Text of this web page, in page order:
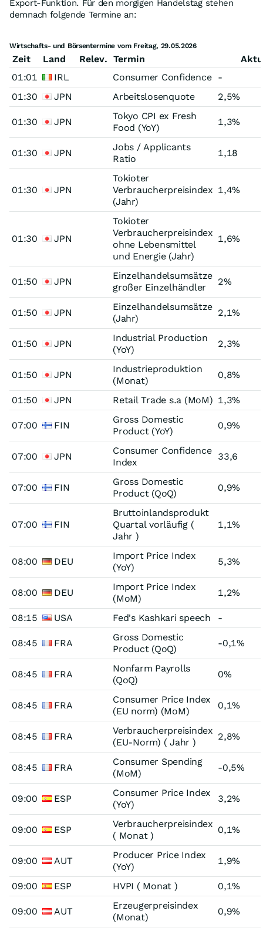
Export-Funktion. Für den morgigen Handelstag stehen
demnach folgende Termine an:
Wirtschafts- und Börsentermine vom Freitag, 29.05.2026
Zeit Land Relev. Termin
01:01
IRL Consumer Confidence
-
01:30
JPN Arbeitslosenquote 2,5%
01:30 JPN
Tokyo CPI ex Fresh
Food (YoY)
1,3%
01:30 JPN
Jobs / Applicants
Ratio
1,18
01:30 JPN
Tokioter
Verbraucherpreisindex
(Jahr)
1,4%
01:30 JPN
Tokioter
Verbraucherpreisindex
ohne Lebensmittel
und Energie (Jahr)
1,6%
01:50 JPN
Einzelhandelsumsätze
großer Einzelhändler
2%
01:50 JPN
Einzelhandelsumsätze
(Jahr)
2,1%
01:50 JPN
Industrial Production
(YoY)
2,3%
01:50 JPN
Industrieproduktion
(Monat)
0,8%
01:50 JPN Retail Trade s.a (MoM) 1,3%
07:00 FIN
Gross Domestic
Product (YoY)
0,9%
07:00 JPN
Consumer Confidence
Index
33,6
07:00 FIN
Gross Domestic
Product (QoQ)
0,9%
07:00 FIN
Bruttoinlandsprodukt
Quartal vorläufig (
Jahr )
1,1%
08:00 DEU
Import Price Index
(YoY)
5,3%
08:00 DEU
Import Price Index
(MoM)
1,2%
08:15 USA Fed's Kashkari speech -
08:45 FRA
Gross Domestic
Product (QoQ)
-0,1%
08:45 FRA
Nonfarm Payrolls
(QoQ)
0%
08:45 FRA
Consumer Price Index
(EU norm) (MoM)
0,1%
08:45 FRA
Verbraucherpreisindex
(EU-Norm) ( Jahr )
2,8%
08:45 FRA
Consumer Spending
(MoM)
-0,5%
09:00 ESP
Consumer Price Index
(YoY)
3,2%
09:00 ESP
Verbraucherpreisindex
( Monat )
0,1%
09:00 AUT
Producer Price Index
(YoY)
1,9%
09:00 ESP HVPI ( Monat ) 0,1%
09:00 AUT
Erzeugerpreisindex
(Monat)
0,9%